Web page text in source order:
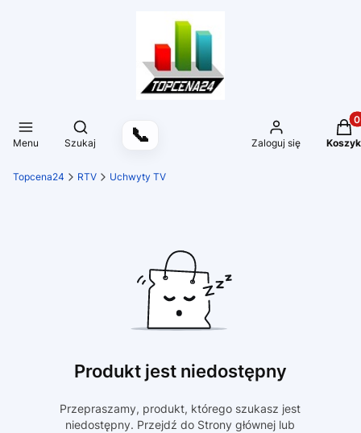
Menu
Otwórz wyszukiwarkę
Szukaj 📞 Zaloguj się Koszyk
Topcena24 RTV Uchwyty TV
Produkt jest niedostępny
Przepraszamy, produkt, którego szukasz jest
niedostępny. Przejdź do Strony głównej lub